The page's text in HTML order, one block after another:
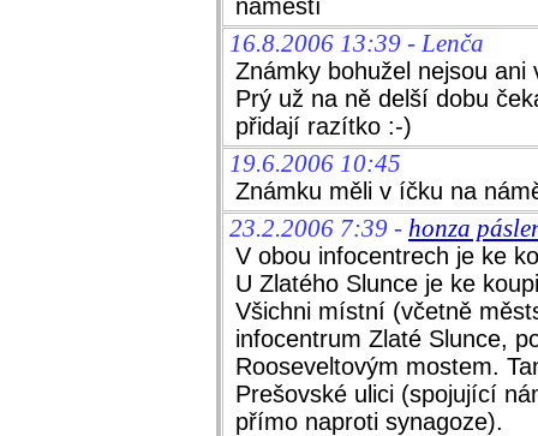
náměstí
16.8.2006 13:39 - Lenča
Známky bohužel nejsou
Prý už na ně delší dobu
přidají razítko :-)
19.6.2006 10:45
Známku měli v íčku na
23.2.2006 7:39 - honza
V obou infocentrech je ke
U Zlatého Slunce je ke
Všichni místní (včetně
infocentrum Zlaté Slunce,
Rooseveltovým mostem.
Prešovské ulici (spojující
přímo naproti synagoze).